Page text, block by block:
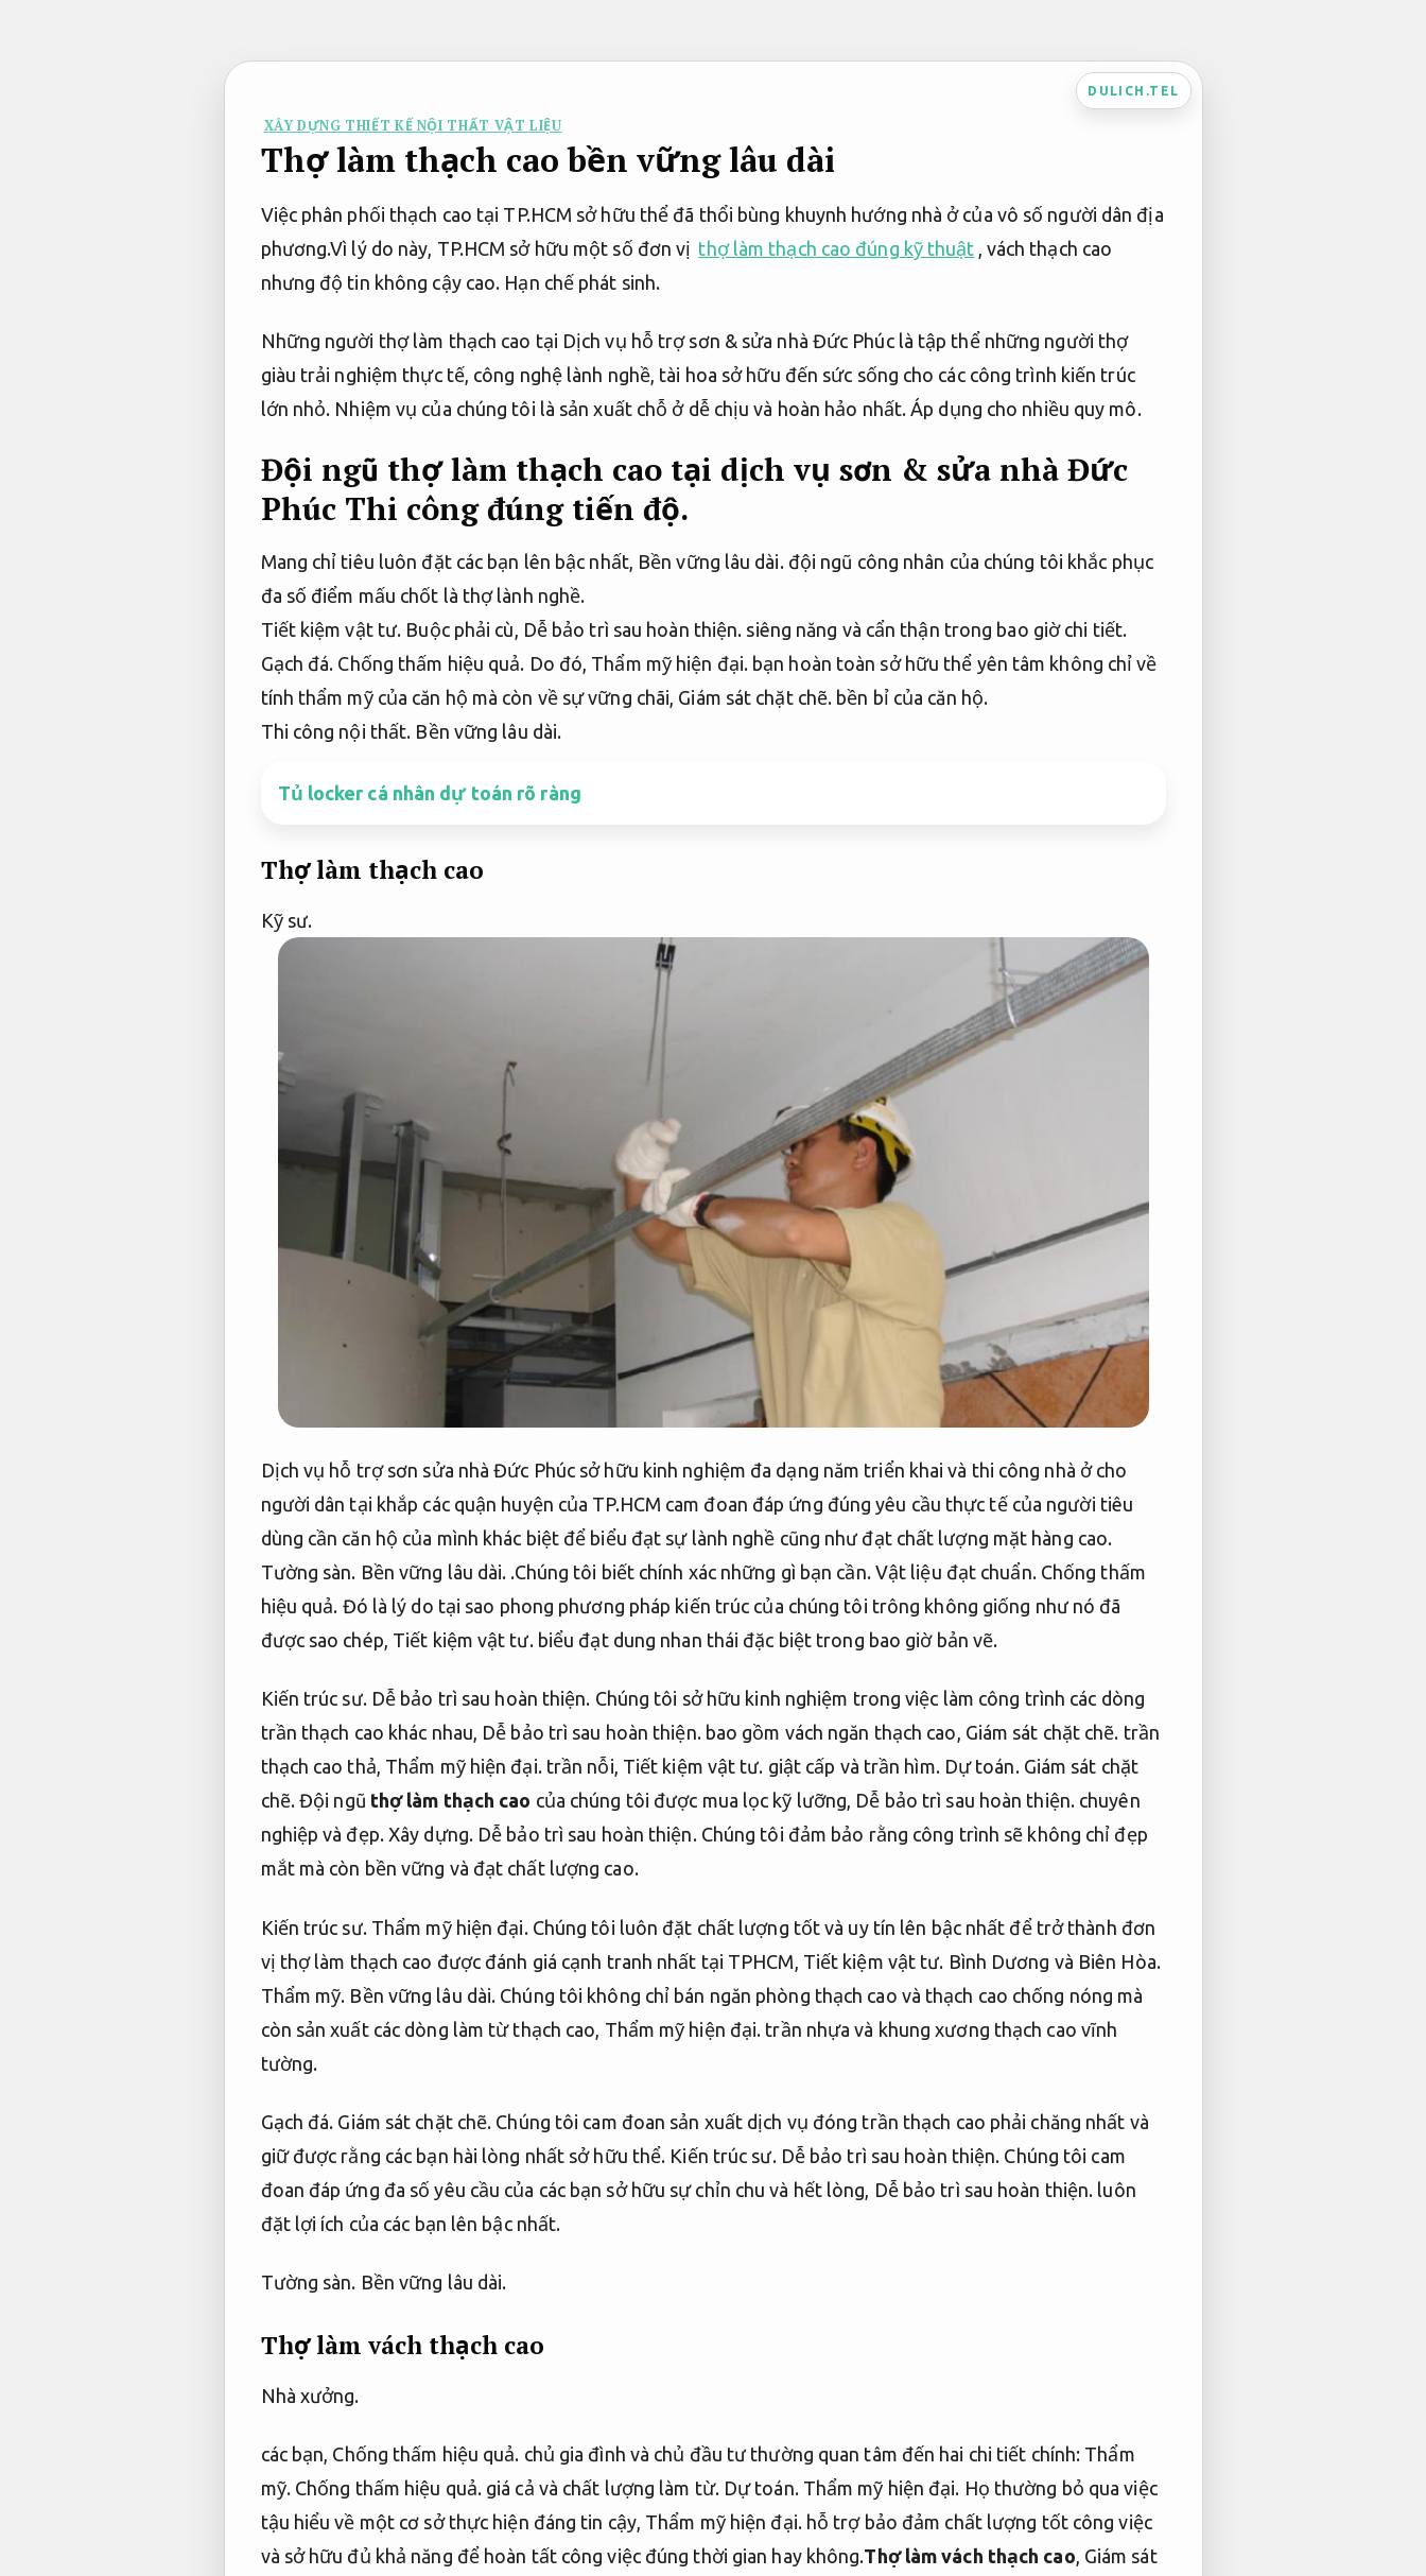
DULICH.TEL
XÂY DỰNG THIẾT KẾ NỘI THẤT VẬT LIỆU
Thợ làm thạch cao bền vững lâu dài
Việc phân phối thạch cao tại TP.HCM sở hữu thể đã thổi bùng khuynh hướng nhà ở của vô số người dân địa
phương.Vì lý do này, TP.HCM sở hữu một số đơn vị thợ làm thạch cao đúng kỹ thuật , vách thạch cao
nhưng độ tin không cậy cao. Hạn chế phát sinh.
Những người thợ làm thạch cao tại Dịch vụ hỗ trợ sơn & sửa nhà Đức Phúc là tập thể những người thợ
giàu trải nghiệm thực tế, công nghệ lành nghề, tài hoa sở hữu đến sức sống cho các công trình kiến ​​trúc
lớn nhỏ. Nhiệm vụ của chúng tôi là sản xuất chỗ ở dễ chịu và hoàn hảo nhất. Áp dụng cho nhiều quy mô.
Đội ngũ thợ làm thạch cao tại dịch vụ sơn & sửa nhà Đức
Phúc Thi công đúng tiến độ.
Mang chỉ tiêu luôn đặt các bạn lên bậc nhất, Bền vững lâu dài. đội ngũ công nhân của chúng tôi khắc phục
đa số điểm mấu chốt là thợ lành nghề.
Tiết kiệm vật tư. Buộc phải cù, Dễ bảo trì sau hoàn thiện. siêng năng và cẩn thận trong bao giờ chi tiết.
Gạch đá. Chống thấm hiệu quả. Do đó, Thẩm mỹ hiện đại. bạn hoàn toàn sở hữu thể yên tâm không chỉ về
tính thẩm mỹ của căn hộ mà còn về sự vững chãi, Giám sát chặt chẽ. bền bỉ của căn hộ.
Thi công nội thất. Bền vững lâu dài.
Tủ locker cá nhân dự toán rõ ràng
Thợ làm thạch cao
Kỹ sư.
Dịch vụ hỗ trợ sơn sửa nhà Đức Phúc sở hữu kinh nghiệm đa dạng năm triển khai và thi công nhà ở cho
người dân tại khắp các quận huyện của TP.HCM cam đoan đáp ứng đúng yêu cầu thực tế của người tiêu
dùng cần căn hộ của mình khác biệt để biểu đạt sự lành nghề cũng như đạt chất lượng mặt hàng cao.
Tường sàn. Bền vững lâu dài. .Chúng tôi biết chính xác những gì bạn cần. Vật liệu đạt chuẩn. Chống thấm
hiệu quả. Đó là lý do tại sao phong phương pháp kiến ​​trúc của chúng tôi trông không giống như nó đã
được sao chép, Tiết kiệm vật tư. biểu đạt dung nhan thái đặc biệt trong bao giờ bản vẽ.
Kiến trúc sư. Dễ bảo trì sau hoàn thiện. Chúng tôi sở hữu kinh nghiệm trong việc làm công trình các dòng
trần thạch cao khác nhau, Dễ bảo trì sau hoàn thiện.bao gồm vách ngăn thạch cao, Giám sát chặt chẽ. trần
thạch cao thả, Thẩm mỹ hiện đại.trần nỗi, Tiết kiệm vật tư. giật cấp và trần hìm. Dự toán. Giám sát chặt
chẽ.Đội ngũ thợ làm thạch cao của chúng tôi được mua lọc kỹ lưỡng, Dễ bảo trì sau hoàn thiện.chuyên
nghiệp và đẹp. Xây dựng. Dễ bảo trì sau hoàn thiện.Chúng tôi đảm bảo rằng công trình sẽ không chỉ đẹp
mắt mà còn bền vững và đạt chất lượng cao.
Kiến trúc sư. Thẩm mỹ hiện đại. Chúng tôi luôn đặt chất lượng tốt và uy tín lên bậc nhất để trở thành đơn
vị thợ làm thạch cao được đánh giá cạnh tranh nhất tại TPHCM, Tiết kiệm vật tư. Bình Dương và Biên Hòa.
Thẩm mỹ. Bền vững lâu dài. Chúng tôi không chỉ bán ngăn phòng thạch cao và thạch cao chống nóng mà
còn sản xuất các dòng làm từ thạch cao, Thẩm mỹ hiện đại. trần nhựa và khung xương thạch cao vĩnh
tường.
Gạch đá. Giám sát chặt chẽ. Chúng tôi cam đoan sản xuất dịch vụ đóng trần thạch cao phải chăng nhất và
giữ được rằng các bạn hài lòng nhất sở hữu thể. Kiến trúc sư. Dễ bảo trì sau hoàn thiện. Chúng tôi cam
đoan đáp ứng đa số yêu cầu của các bạn sở hữu sự chỉn chu và hết lòng, Dễ bảo trì sau hoàn thiện. luôn
đặt lợi ích của các bạn lên bậc nhất.
Tường sàn. Bền vững lâu dài.
Thợ làm vách thạch cao
Nhà xưởng.
các bạn, Chống thấm hiệu quả. chủ gia đình và chủ đầu tư thường quan tâm đến hai chi tiết chính: Thẩm
mỹ. Chống thấm hiệu quả.giá cả và chất lượng làm từ. Dự toán. Thẩm mỹ hiện đại. Họ thường bỏ qua việc
tậu hiểu về một cơ sở thực hiện đáng tin cậy, Thẩm mỹ hiện đại.hỗ trợ bảo đảm chất lượng tốt công việc
và sở hữu đủ khả năng để hoàn tất công việc đúng thời gian hay không.Thợ làm vách thạch cao, Giám sát